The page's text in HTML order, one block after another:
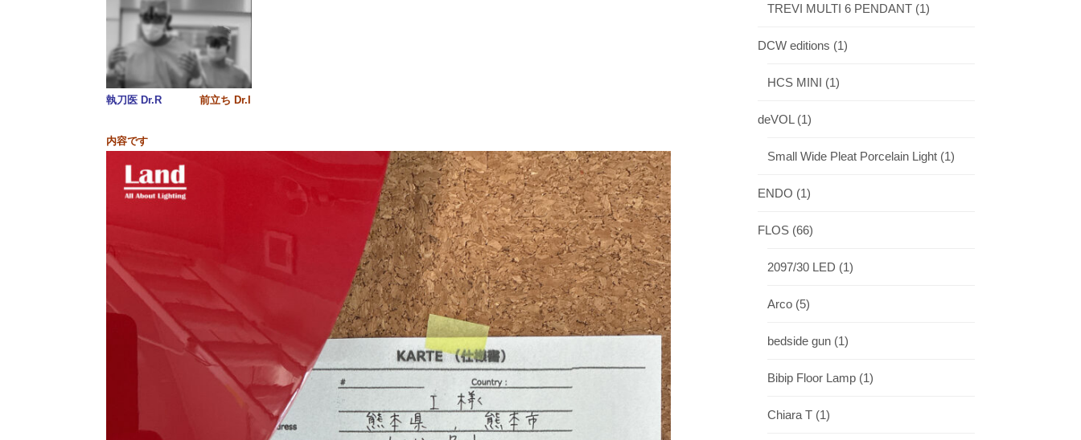
執刀医 Dr.R 前立ち Dr.I
内容です
TREVI MULTI 6 PENDANT (1)
DCW editions (1)
HCS MINI (1)
deVOL (1)
Small Wide Pleat Porcelain Light (1)
ENDO (1)
FLOS (66)
2097/30 LED (1)
Arco (5)
bedside gun (1)
Bibip Floor Lamp (1)
Chiara T (1)